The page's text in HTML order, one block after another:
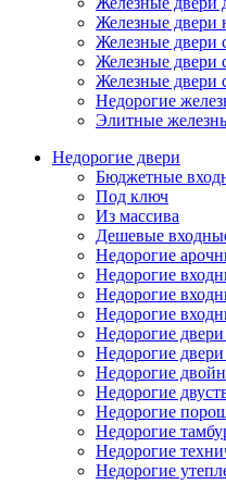
Железные двери
Железные двери
Железные
Железные двери
Недорогие
Элитные
Недорогие двери
Бюджетные
Под ключ
Из массива
Дешевые
Недорогие
Недорогие
Недорогие
Недорогие
Недорогие
Недорогие
Недорогие
Недорогие
Недорогие
Недорогие
Недорогие
Недорогие